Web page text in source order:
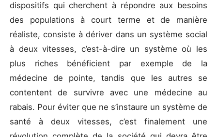
dispositifs qui cherchent à répondre aux besoins
des populations à court terme et de manière
réaliste, consiste à dériver dans un système social
à deux vitesses, c’est-à-dire un système où les
plus riches bénéficient par exemple de la
médecine de pointe, tandis que les autres se
contentent de survivre avec une médecine au
rabais. Pour éviter que ne s’instaure un système de
santé à deux vitesses, c’est finalement une